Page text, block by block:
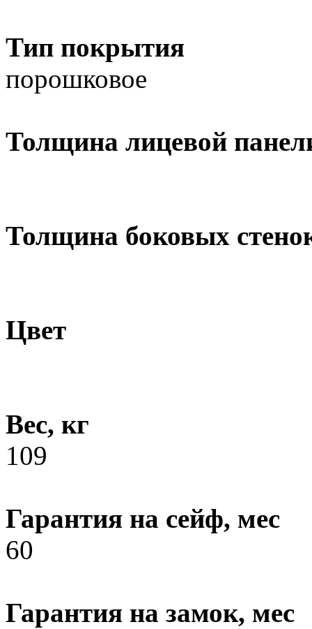
Тип покрытия
порошковое
Толщина лицевой
Толщина боковых
Цвет
Вес, кг
109
Гарантия на сейф, мес
60
Гарантия на замок, мес